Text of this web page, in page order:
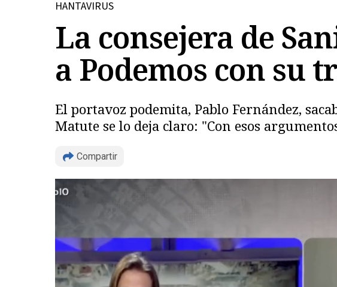
HANTAVIRUS
La consejera de
a Podemos con su
El portavoz podemita, Pablo Fernández,
Matute se lo deja claro: "Con esos
Compartir
Copiar